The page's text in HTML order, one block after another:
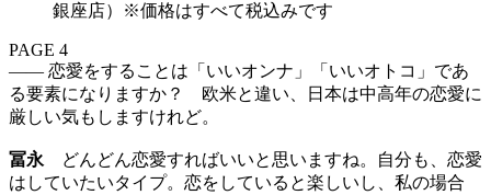
銀座店）※価格はすべて税込みです
PAGE 4
—— 恋愛をすることは「いいオンナ」「いいオトコ」であ
る要素になりますか？ 欧米と違い、日本は中高年の恋愛に
厳しい気もしますけれど。
冨永 どんどん恋愛すればいいと思いますね。自分も、恋愛
はしていたいタイプ。恋をしていると楽しいし、私の場合